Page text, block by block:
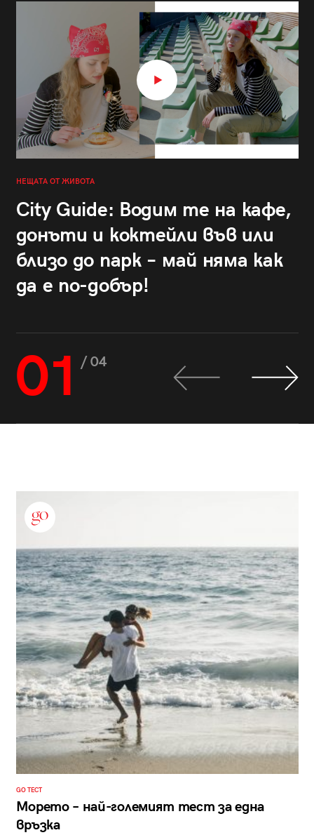
НЕЩАТА ОТ ЖИВОТА
City Guide: Водим те на кафе,
донъти и коктейли във или
близо до парк – май няма как
да е по-добър!
01 / 04
GO ТЕСТ
Морето – най-големият тест за една
връзка